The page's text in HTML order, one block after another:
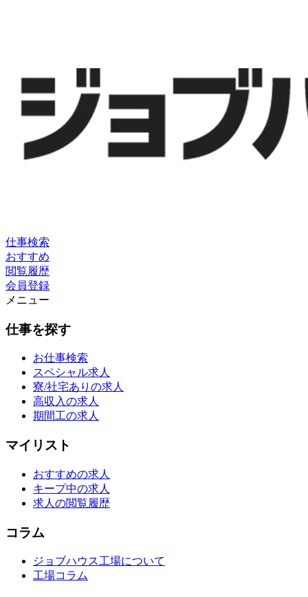
仕事検索
おすすめ
閲覧履歴
会員登録
メニュー
仕事を探す
お仕事検索
スペシャル求人
寮/社宅ありの求人
高収入の求人
期間工の求人
マイリスト
おすすめの求人
キープ中の求人
求人の閲覧履歴
コラム
ジョブハウス工場について
工場コラム